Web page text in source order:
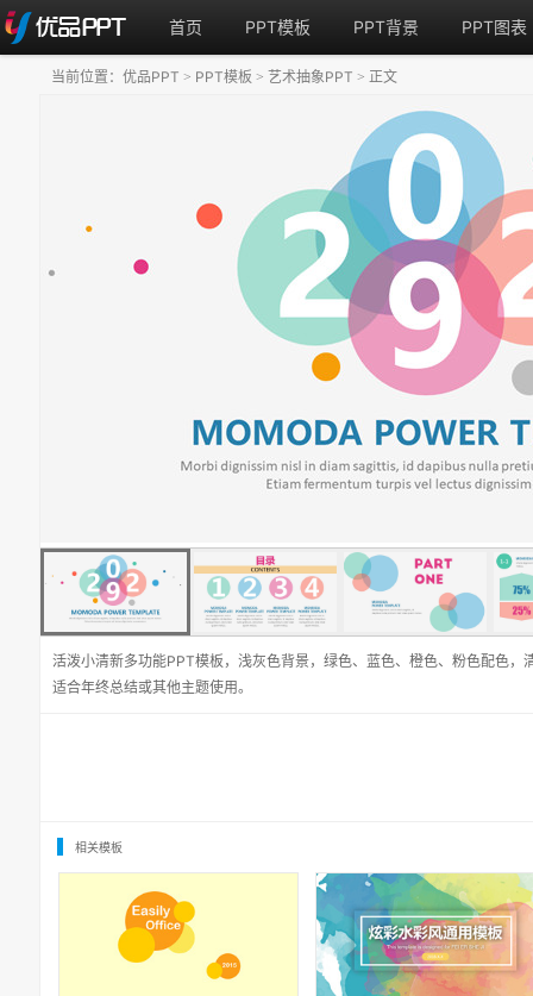
首页 PPT模板 PPT背景 PPT图表
活泼小清新多功能PPT模板，浅灰色背景，绿色、蓝色、橙色、粉色配色
适合年终总结或其他主题使用。
当前位置： 优品PPT > PPT模板 > 艺术抽象PPT > 正文
相关模板